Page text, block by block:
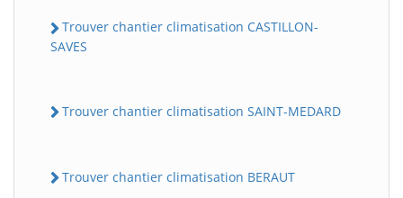
Trouver chantier climatisation CASTILLON-
SAVES
Trouver chantier climatisation SAINT-MEDARD
Trouver chantier climatisation BERAUT